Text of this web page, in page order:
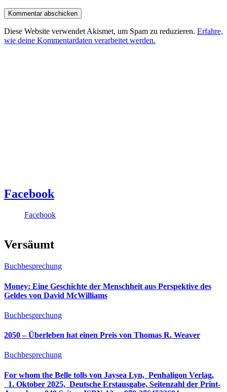
Diese Website verwendet Akismet, um Spam zu reduzieren. Erfahre,
wie deine Kommentardaten verarbeitet werden.
Facebook
Facebook
Versäumt
Buchbesprechung
Money: Eine Geschichte der Menschheit aus Perspektive des
Geldes von David McWilliams
Buchbesprechung
2050 – Überleben hat einen Preis von Thomas R. Weaver
Buchbesprechung
For whom the Belle tolls von Jaysea Lyn, ‎ Penhaligon Verlag,
‎ 1. Oktober 2025, ‎ Deutsche Erstausgabe, Seitenzahl der Print-